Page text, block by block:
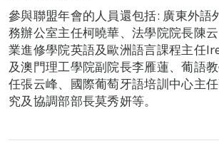
參與聯盟年會的人員還包括: 廣東外語
務辦公室主任柯曉華、法學院院長陳
業進修學院英語及歐洲語言課程主任
及澳門理工學院副院長李雁蓮、葡語
任張云峰、國際葡萄牙語培訓中心主
究及協調部部長莫秀妍等。